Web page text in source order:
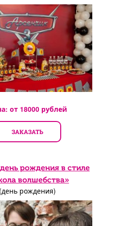
от 18000рублей
ЗАКАЗАТЬ
рождения в стиле
волшебства»
(день рождения)